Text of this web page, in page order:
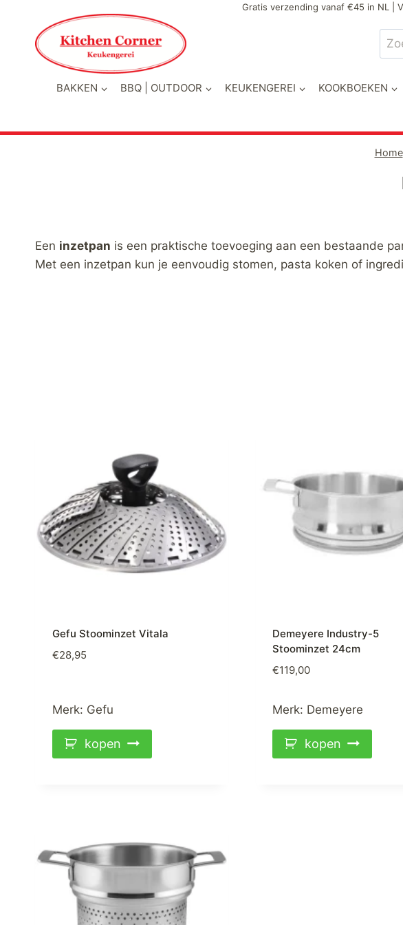
inhoud
Gratis verzending vanaf €45 in NL |
BAKKEN BBQ | OUTDOOR KEUKENGEREI KOOKBOEKEN
Home
Een inzetpan is een praktische toevoeging aan een bestaande
Met een inzetpan kun je eenvoudig stomen, pasta koken of
Gefu Stoominzet Vitala
€28,95
Merk: Gefu
kopen
Demeyere Industry-5
Stoominzet 24cm
€119,00
Merk: Demeyere
kopen